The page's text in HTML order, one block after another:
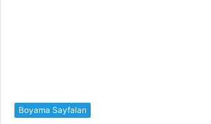
Boyama Sayfaları